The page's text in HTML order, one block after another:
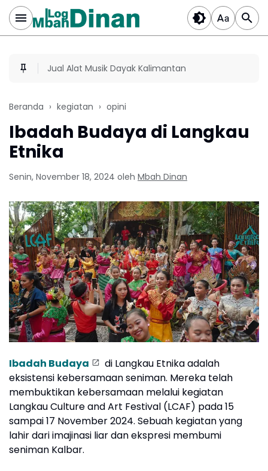
Jual Alat Musik Dayak Kalimantan
Beranda kegiatan opini
Ibadah Budaya di Langkau
Etnika
Senin, November 18, 2024 oleh Mbah Dinan
Ibadah Budaya
di Langkau Etnika adalah
eksistensi kebersamaan seniman. Mereka telah
membuktikan kebersamaan melalui kegiatan
Langkau Culture and Art Festival (LCAF) pada 15
sampai 17 November 2024. Sebuah kegiatan yang
lahir dari imajinasi liar dan ekspresi membumi
seniman Kalbar.